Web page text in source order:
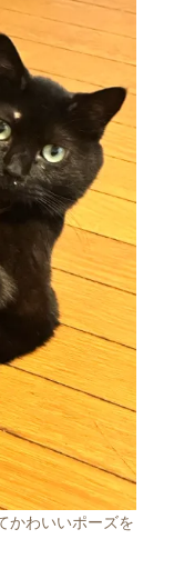
かわいいポーズを